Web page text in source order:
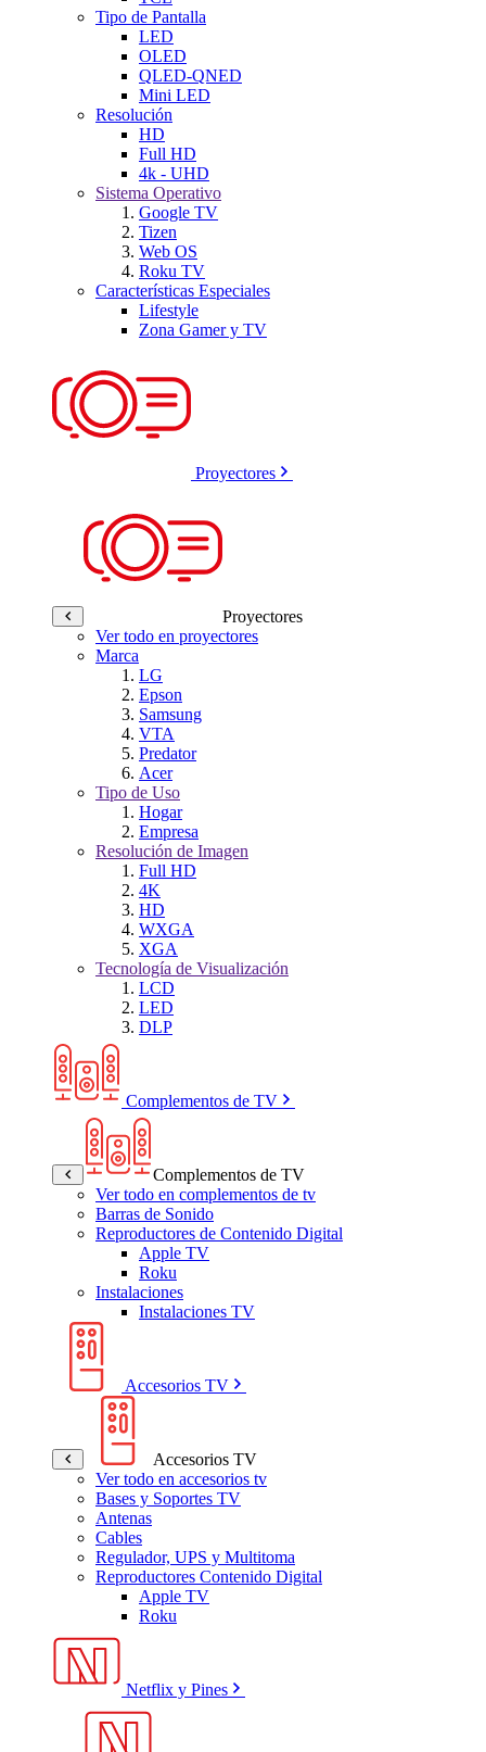
Tipo de Pantalla
LED
OLED
QLED-QNED
Mini LED
Resolución
HD
Full HD
4k - UHD
Sistema Operativo
Google TV
Tizen
Web OS
Roku TV
Características Especiales
Lifestyle
Zona Gamer y TV
Proyectores
Proyectores
Ver todo en proyectores
Marca
LG
Epson
Samsung
VTA
Predator
Acer
Tipo de Uso
Hogar
Empresa
Resolución de Imagen
Full HD
4K
HD
WXGA
XGA
Tecnología de Visualización
LCD
LED
DLP
Complementos de TV
Complementos de TV
Ver todo en complementos de tv
Barras de Sonido
Reproductores de Contenido Digital
Apple TV
Roku
Instalaciones
Instalaciones TV
Accesorios TV
Accesorios TV
Ver todo en accesorios tv
Bases y Soportes TV
Antenas
Cables
Regulador, UPS y Multitoma
Reproductores Contenido Digital
Apple TV
Roku
Netflix y Pines